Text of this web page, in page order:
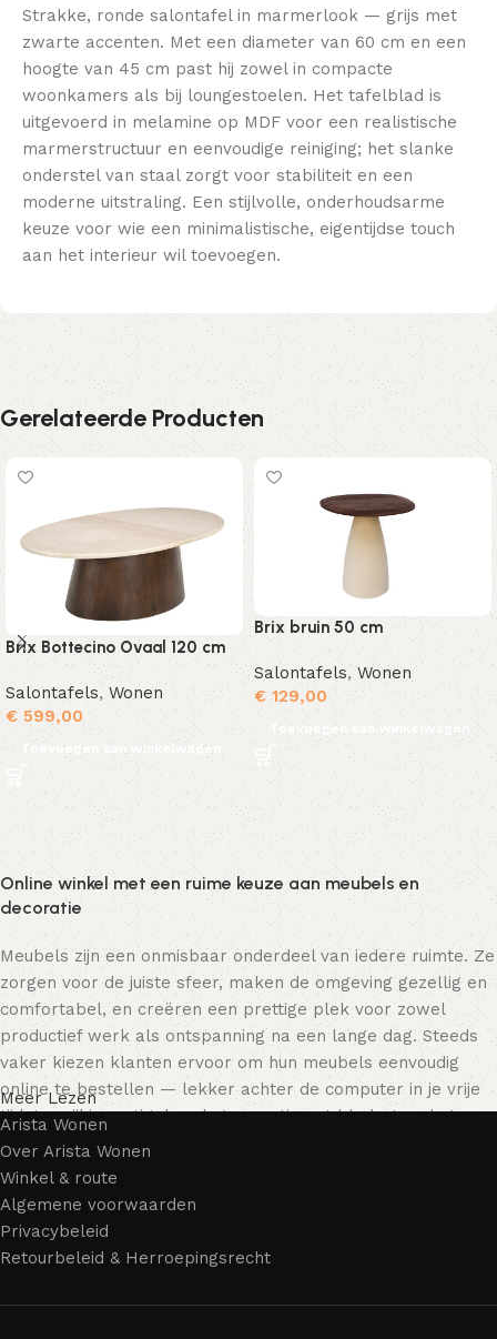
Strakke, ronde salontafel in marmerlook — grijs met
zwarte accenten. Met een diameter van 60 cm en een
hoogte van 45 cm past hij zowel in compacte
woonkamers als bij loungestoelen. Het tafelblad is
uitgevoerd in melamine op MDF voor een realistische
marmerstructuur en eenvoudige reiniging; het slanke
onderstel van staal zorgt voor stabiliteit en een
moderne uitstraling. Een stijlvolle, onderhoudsarme
keuze voor wie een minimalistische, eigentijdse touch
aan het interieur wil toevoegen.
Gerelateerde Producten
Brix Bottecino Ovaal 120 cm
Salontafels, Wonen
€599,00
Toevoegen aan winkelwagen
Brix bruin 50 cm
Salontafels,Wonen
€ 129,00
Toevoegen aan winkelwagen
Online winkel met een ruime keuze aan meubels en
decoratie
Meubels zijn een onmisbaar onderdeel van iedere ruimte. Ze
zorgen voor de juiste sfeer, maken de omgeving gezellig en
comfortabel, en creëren een prettige plek voor zowel
productief werk als ontspanning na een lange dag. Steeds
vaker kiezen klanten ervoor om hun meubels eenvoudig
online te bestellen — lekker achter de computer in je vrije
tijd, terwijl je rustig door het assortiment bladert en het
meubelstuk kiest dat bij je past. Onze online winkel biedt
een uitgebreide catalogus met meubels voor zowel thuis als
kantoor.
Meubelproductie is een moderne vorm van kunst
Meer Lezen
Arista Wonen
Over Arista Wonen
Winkel & route
Algemene voorwaarden
Privacybeleid
Retourbeleid & Herroepingsrecht